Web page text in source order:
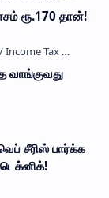
ரூ.170 தான்!
வாங்குவது
சீரிஸ் பார்க்க
டெக்னிக்!